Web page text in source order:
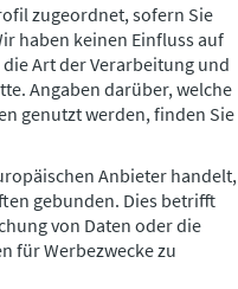
zugeordnet, sofern Sie
haben keinen Einfluss auf
Art der Verarbeitung und
Angaben darüber, welche
genutzt werden, finden Sie
Anbieter handelt,
gebunden. Dies betrifft
von Daten oder die
für Werbezwecke zu